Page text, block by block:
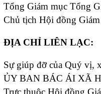
Tổng Giám mục Tổng
Chủ tịch Hội đồng
ĐỊA CHỈ LIÊN LẠC:
Sự giúp đỡ của Quý vị,
ỦY BAN BÁC ÁI XÃ
Trực thuộc Hội đồng